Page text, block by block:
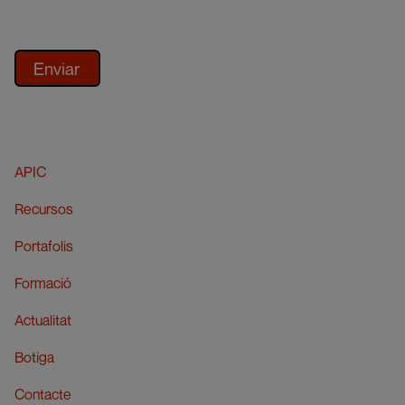
APIC
Recursos
Portafolis
Formació
Actualitat
Botiga
Contacte